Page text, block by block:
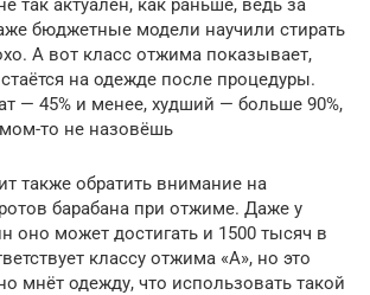
бюджетные модели научили стирать
А вот класс отжима показывает,
на одежде после процедуры.
— 45% и менее, худший — больше 90%,
то не назовёшь
также обратить внимание на
барабана при отжиме. Даже у
оно может достигать и 1500 тысяч в
классу отжима «А», но это
мнёт одежду, что использовать такой